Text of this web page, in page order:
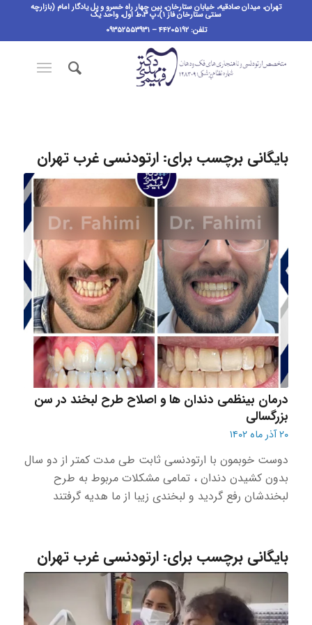
تهران، میدان صادقیه، خیابان ستارخان، بین چهار راه خسرو و پل یادگار امام (بازارچه
سنتی ستارخان فاز ۱)،پ ٣،ط اول، واحد یک
تلفن: ۴۴۲۰۵۱۹۲ – ۰۹۳۵۲۵۵۳۹۳۱
بایگانی برچسب برای: ارتودنسی غرب تهران
درمان بینظمی دندان ها و اصلاح طرح لبخند در سن
بزرگسالی
۲۰ آذر ماه ۱۴۰۲
دوست خوبمون با ارتودنسی ثابت طی مدت کمتر از دو سال
بدون کشیدن دندان ، تمامی مشکلات مربوط به طرح
لبخندشان رفع گردید و لبخندی زیبا از ما هدیه گرفتند
بایگانی برچسب برای: ارتودنسی غرب تهران